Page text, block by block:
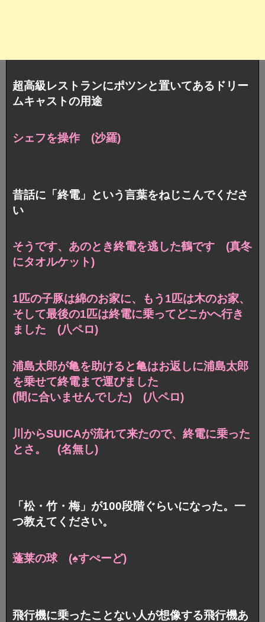
超高級レストランにポツンと置いてあるドリー
ムキャストの用途
シェフを操作 (沙羅)
昔話に「終電」という言葉をねじこんでくださ
い
そうです、あのとき終電を逃した鶴です (真冬
にタオルケット)
1匹の子豚は綿のお家に、もう1匹は木のお家、
そして最後の1匹は終電に乗ってどこかへ行き
ました (八ペロ)
浦島太郎が亀を助けると亀はお返しに浦島太郎
を乗せて終電まで運びました
(間に合いませんでした) (八ペロ)
川からSUICAが流れて来たので、終電に乗った
とさ。 (名無し)
「松・竹・梅」が100段階ぐらいになった。一
つ教えてください。
蓬莱の球 (♠︎すぺーど)
飛行機に乗ったことない人が想像する飛行機あ